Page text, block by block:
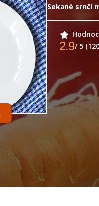
Sekané srnčí
2.9/ 5